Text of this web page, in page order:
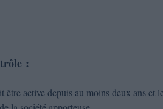
:
être active depuis au moins deux ans et